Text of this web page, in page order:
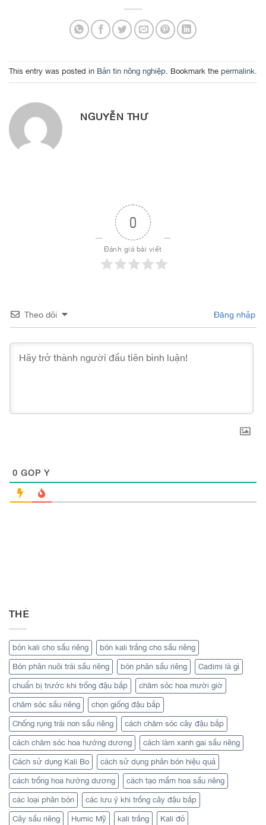
This entry was posted in Bản tin nông nghiệp. Bookmark the permalink.
NGUYỄN THƯ
0
Đánh giá bài viết
Theo dõi Đăng nhập
0 GÓP Ý
THẺ
bón kali cho sầu riêng bón kali trắng cho sầu riêng
Bón phân nuôi trái sầu riêng bón phân sầu riêng Cadimi là gì
chuẩn bị trước khi trồng đậu bắp chăm sóc hoa mười giờ
chăm sóc sầu riêng chọn giống đậu bắp
Chống rụng trái non sầu riêng cách chăm sóc cây đậu bắp
cách chăm sóc hoa hướng dương cách làm xanh gai sầu riêng
Cách sử dụng Kali Bo cách sử dụng phân bón hiệu quả
cách trồng hoa hướng dương cách tạo mầm hoa sầu riêng
các loại phân bón các lưu ý khi trồng cây đậu bắp
Cây sầu riêng Humic Mỹ kali trắng Kali đỏ